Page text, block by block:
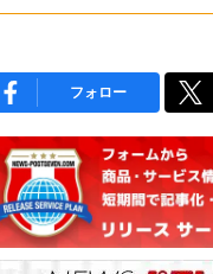
フォロー